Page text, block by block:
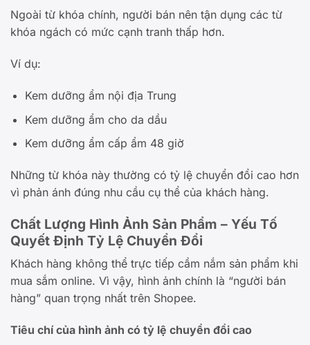
Ngoài từ khóa chính, người bán nên tận dụng các từ
khóa ngách có mức cạnh tranh thấp hơn.
Ví dụ:
Kem dưỡng ẩm nội địa Trung
Kem dưỡng ẩm cho da dầu
Kem dưỡng ẩm cấp ẩm 48 giờ
Những từ khóa này thường có tỷ lệ chuyển đổi cao hơn
vì phản ánh đúng nhu cầu cụ thể của khách hàng.
Chất Lượng Hình Ảnh Sản Phẩm – Yếu Tố
Quyết Định Tỷ Lệ Chuyển Đổi
Khách hàng không thể trực tiếp cầm nắm sản phẩm khi
mua sắm online. Vì vậy, hình ảnh chính là “người bán
hàng” quan trọng nhất trên Shopee.
Tiêu chí của hình ảnh có tỷ lệ chuyển đổi cao